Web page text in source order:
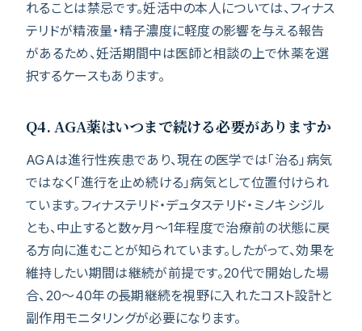
れることは禁忌です。妊活中の本人については、フィナス
テリドが精液量・精子濃度に軽度の影響を与える報告
があるため、妊活期間中は医師と相談の上で休薬を選
択するケースもあります。
Q4. AGA薬はいつまで続ける必要がありますか
AGAは進行性疾患であり、現在の医学では「治る」病気
ではなく「進行を止め続ける」病気として位置付けられ
ています。フィナステリド・デュタステリド・ミノキシジル
とも、中止すると数ヶ月〜1年程度で治療前の状態に戻
る方向に進むことが知られています。したがって、効果を
維持したい期間は継続が前提です。20代で開始した場
合、20〜40年の長期継続を視野に入れたコスト設計と
副作用モニタリングが必要になります。